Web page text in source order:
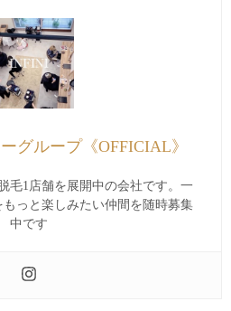
グループ《OFFICIAL》
毛1店舗を展開中の会社です。一
っと楽しみたい仲間を随時募集
中です